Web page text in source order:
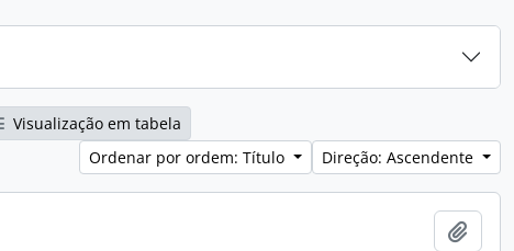
Visualização em tabela
Ordenar por ordem: Título
Direção: Ascendente